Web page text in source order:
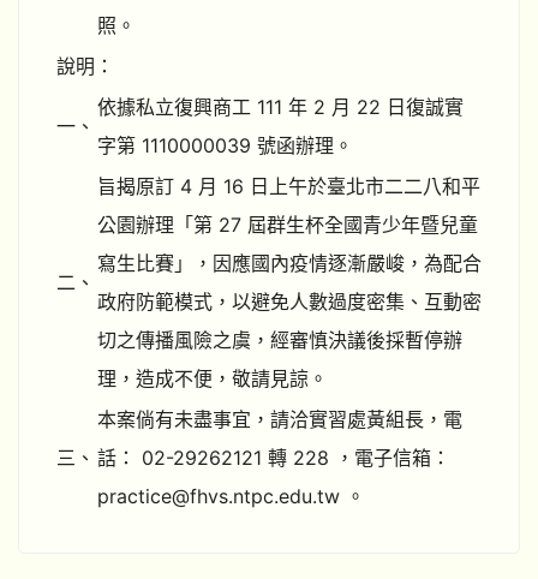
照。
說明：
一、
依據私立復興商工 111 年 2 月 22 日復誠實
字第 1110000039 號函辦理。
二、
旨揭原訂 4 月 16 日上午於臺北市二二八和平
公園辦理「第 27 屆群生杯全國青少年暨兒童
寫生比賽」，因應國內疫情逐漸嚴峻，為配合
政府防範模式，以避免人數過度密集、互動密
切之傳播風險之虞，經審慎決議後採暫停辦
理，造成不便，敬請見諒。
三、
本案倘有未盡事宜，請洽實習處黃組長，電
話： 02-29262121 轉 228 ，電子信箱：
practice@fhvs.ntpc.edu.tw 。